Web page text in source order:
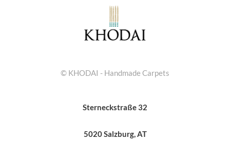
© KHODAI - Handmade Carpets
Sterneckstraße 32
5020 Salzburg, AT